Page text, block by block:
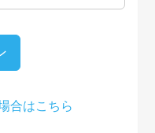
合はこちら